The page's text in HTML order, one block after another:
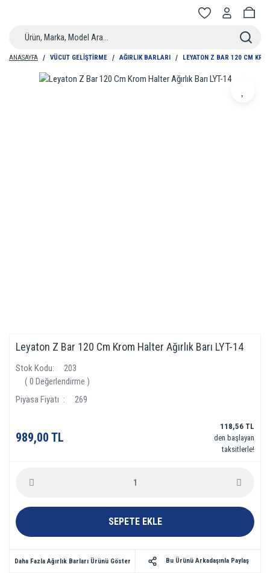
ANASAYFA VÜCUT GELIŞTIRME AĞIRLIK BARLARI LEYATON Z BAR 120 CM
Leyaton Z Bar 120 Cm Krom Halter Ağırlık Barı LYT-14
Stok Kodu
203
( 0 Değerlendirme )
Piyasa Fiyatı
269
989,00 TL
118,56 TL
den başlayan
taksitlerle!
SEPETE EKLE
Daha Fazla Ağırlık Barları Ürünü Göster Bu Ürünü Arkadaşınla Paylaş